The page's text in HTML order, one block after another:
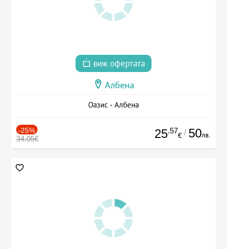
виж офертата
Албена
Оазис - Албена
-25%
34.05€ 25.57
€ / 50лв.